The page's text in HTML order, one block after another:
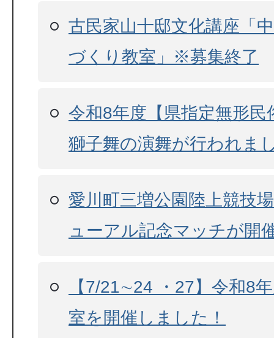
古民家山十邸文化講座「
づくり教室」※募集終了
令和8年度【県指定無形民
獅子舞の演舞が行われま
愛川町三増公園陸上競技
ューアル記念マッチが開
【7/21∼24 ・27】令和8
室を開催しました！